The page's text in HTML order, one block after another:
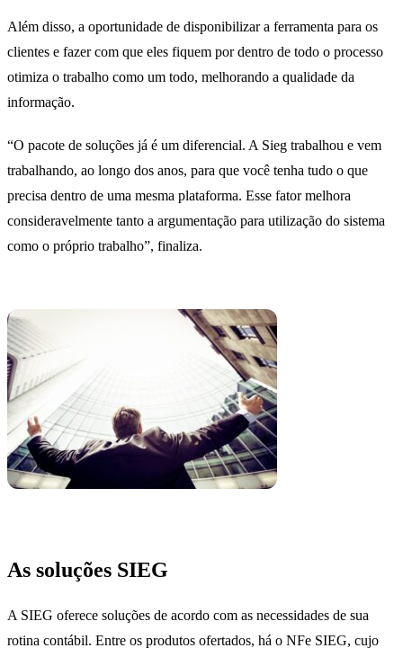
Além disso, a oportunidade de disponibilizar a ferramenta para os
clientes e fazer com que eles fiquem por dentro de todo o processo
otimiza o trabalho como um todo, melhorando a qualidade da
informação.
“O pacote de soluções já é um diferencial. A Sieg trabalhou e vem
trabalhando, ao longo dos anos, para que você tenha tudo o que
precisa dentro de uma mesma plataforma. Esse fator melhora
consideravelmente tanto a argumentação para utilização do sistema
como o próprio trabalho”, finaliza.
As soluções SIEG
A SIEG oferece soluções de acordo com as necessidades de sua
rotina contábil. Entre os produtos ofertados, há o NFe SIEG, cujo